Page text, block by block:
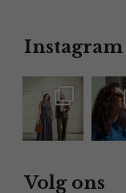
Instagram
Volg ons